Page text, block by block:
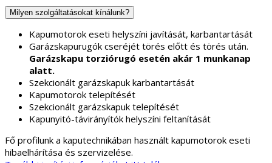
Milyen szolgáltatásokat kínálunk?
Kapumotorok eseti helyszíni javítását, karbantartását
Garázskapurugók cseréjét törés előtt és törés után.
Garázskapu torziórugó esetén akár 1 munkanap
alatt.
Szekcionált garázskapuk karbantartását
Kapumotorok telepítését
Szekcionált garázskapuk telepítését
Kapunyitó-távirányítók helyszíni feltanítását
Fő profilunk a kaputechnikában használt kapumotorok eseti
hibaelhárítása és szervizelése.